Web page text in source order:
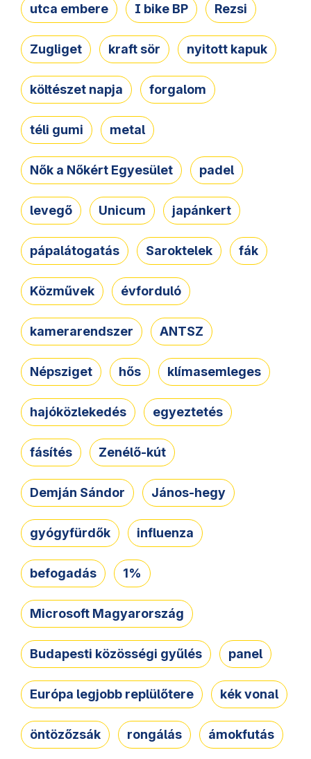
utca embere I bike BP Rezsi
Zugliget kraft sör nyitott kapuk
költészet napja forgalom
téli gumi metal
Nők a Nőkért Egyesület padel
levegő Unicum japánkert
pápalátogatás Saroktelek fák
Közművek évforduló
kamerarendszer ANTSZ
Népsziget hős klímasemleges
hajóközlekedés egyeztetés
fásítés Zenélő-kút
Demján Sándor János-hegy
gyógyfürdők influenza
befogadás 1%
Microsoft Magyarország
Budapesti közösségi gyűlés panel
Európa legjobb replülőtere kék vonal
öntözőzsák rongálás ámokfutás